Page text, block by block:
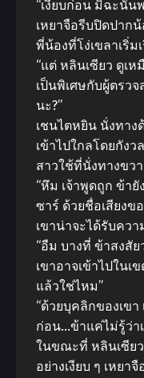
“เงียบก่อน มิฉะนั้น
เหยาจือรีบปิดปากน้
พี่น้องที่โง่เขลาเริ่ม
“แต่ หลินเซียว ดูเ
เป็นพิเศษกับผู้ตรว
นะ?”
เชนไตหยิน นั่งทาง
เข้าไปใกลโดยกัง
สาวใช้ที่นั่งทางขว
“หึม เจ้าพูดถูก ข้ายั
ซาร์ ด้วยชื่อเสียงข
เขาน่าจะได้รับควา
“อืม บางที่ ข้าสงสัย
เขาอาจเข้าไปใน
แล้วใช่ไหม”
“ด้วยบุคลิกของเขา
ก่อน…ข้าแค่ไม่รู้ว่า
ในขณะที่ หลินเซีย
อย่างเงียบ ๆ เหยา